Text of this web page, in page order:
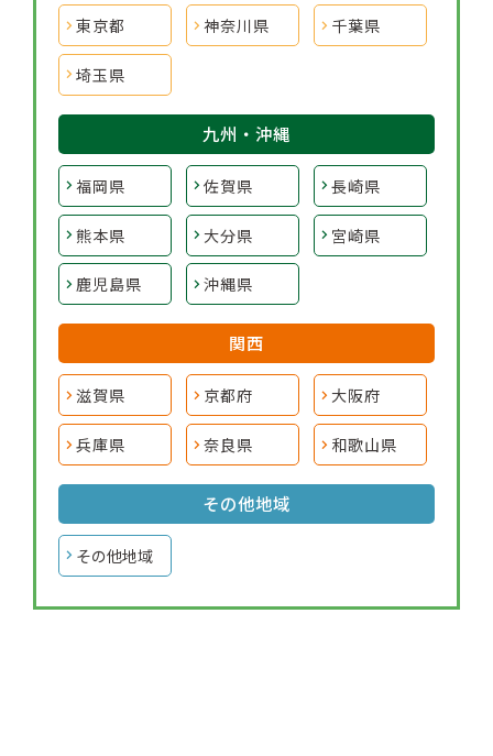
東京都 神奈川県 千葉県
埼玉県
九州・沖縄
福岡県 佐賀県 長崎県
熊本県 大分県 宮崎県
鹿児島県 沖縄県
関西
滋賀県 京都府 大阪府
兵庫県 奈良県 和歌山県
その他地域
その他地域